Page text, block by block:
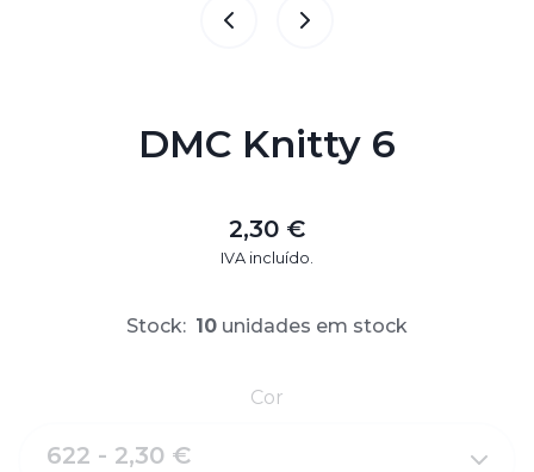
DMC Knitty 6
2,30 €
IVA incluído.
Stock: 10 unidades em stock
Cor
622 - 2,30 €